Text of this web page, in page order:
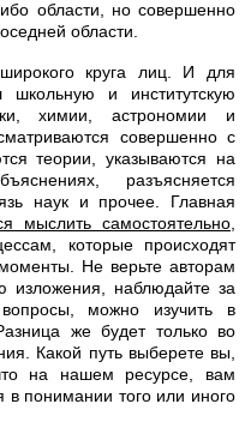
области, но совершенно
области.
круга лиц. И для
и институтскую
химии, астрономии и
совершенно с
теории, указываются на
разъясняется
наук и прочее. Главная
мыслить самостоятельно
которые происходят
Не верьте авторам
изложения, наблюдайте за
можно изучить в
же будет только во
Какой путь выберете вы,
на нашем ресурсе, вам
в понимании того или иного